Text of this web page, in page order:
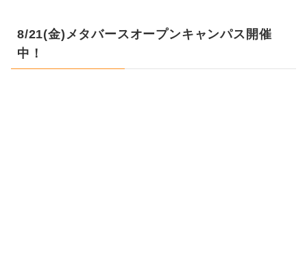
8/21(金)メタバースオープンキャンパス開催
中！